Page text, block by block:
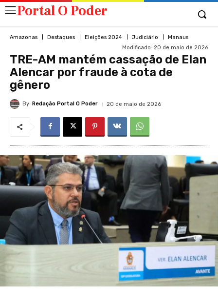
Portal O Poder
Amazonas Destaques Eleições 2024 Judiciário
Manaus
Modificado: 20 de maio de 2026
TRE-AM mantém cassação de Elan
Alencar por fraude à cota de
gênero
By Redação Portal O Poder 20 de maio de 2026